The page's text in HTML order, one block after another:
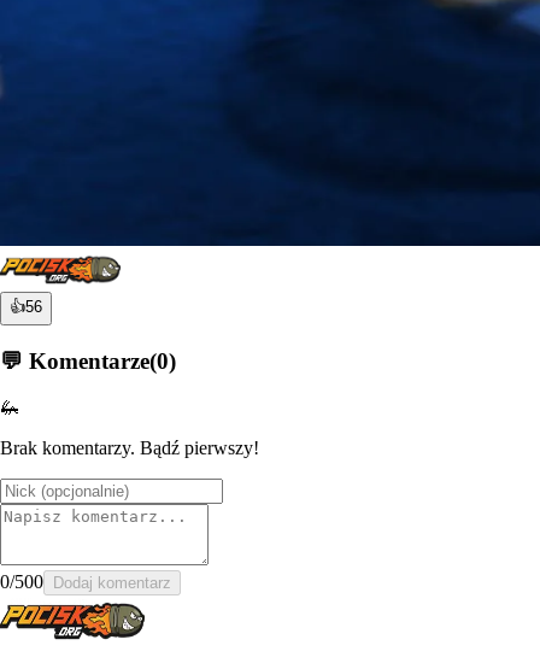
👍56
💬 Komentarze(0)
🦗
Brak komentarzy. Bądź pierwszy!
0/500 Dodaj komentarz